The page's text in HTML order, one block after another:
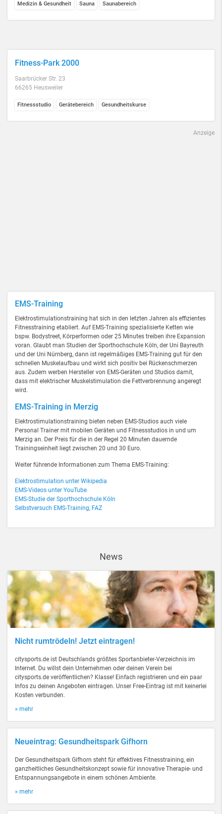
EMS-Training
Elektrostimulationstraining hat sich in den letzten Jahren als effizientes
Fitnesstraining etabliert. Auf EMS-Training spezialisierte Ketten wie
bspw. Bodystreet, Körperformen oder 25 Minutes treiben ihre Expansion
voran. Glaubt man Studien der Sporthochschule Köln, der Uni Bayreuth
und der Uni Nürnberg, dann ist regelmäßiges EMS-Training gut für den
schnellen Muskelaufbau und wirkt sich positiv bei Rückenschmerzen
aus. Zudem werben Hersteller von EMS-Geräten und Studios damit,
dass mit elektrischer Muskelstimulation die Fettverbrennung angeregt
wird.
EMS-Training in Merzig
Elektrostimulationstraining bieten neben EMS-Studios auch viele
Personal Trainer mit mobilen Geräten und Fitnessstudios in und um
Merzig an. Der Preis für die in der Regel 20 Minuten dauernde
Trainingseinheit liegt zwischen 20 und 30 Euro.
Weiter führende Informationen zum Thema EMS-Training:
Elektrostimulation unter Wikipedia
EMS-Videos unter YouTube
EMS-Studie der Sporthochschule Köln
Selbstversuch EMS-Training, FAZ
Medizin & Gesundheit Sauna Saunabereich
Fitness-Park 2000
Saarbrücker Str. 23
66265 Heusweiler
Fitnessstudio Gerätebereich Gesundheitskurse
Anzeige
News
Nicht rumtrödeln! Jetzt eintragen!
citysports.de ist Deutschlands größtes Sportanbieter-Verzeichnis im
Internet. Du willst dein Unternehmen oder deinen Verein bei
citysports.de veröffentlichen? Klasse! Einfach registrieren und ein paar
Infos zu deinen Angeboten eintragen. Unser Free-Eintrag ist mit keinerlei
Kosten verbunden.
» mehr
Neueintrag: Gesundheitspark Gifhorn
Der Gesundheitspark Gifhorn steht für effektives Fitnesstraining, ein
ganzheitliches Gesundheitskonzept sowie für innovative Therapie- und
Entspannungsangebote in einem schönen Ambiente.
» mehr